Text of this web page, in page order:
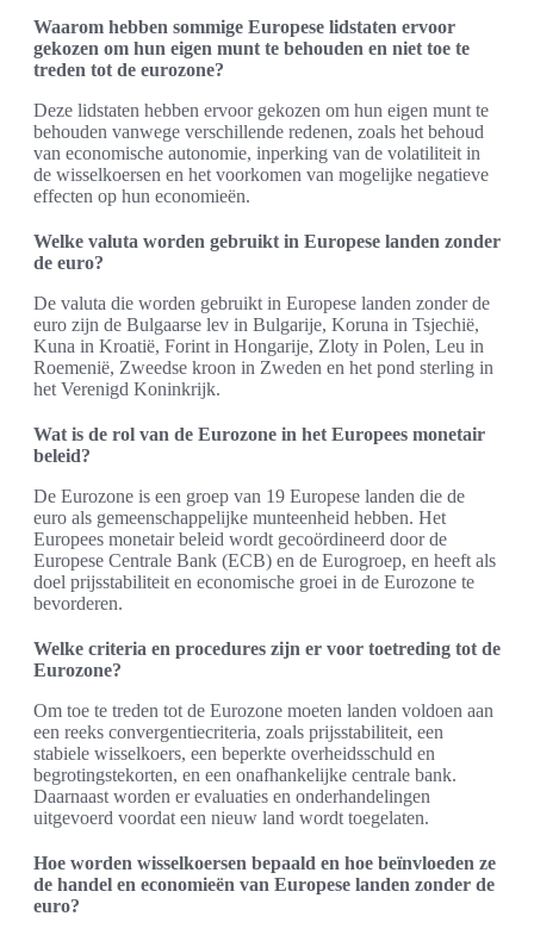
Waarom hebben sommige Europese lidstaten ervoor
gekozen om hun eigen munt te behouden en niet toe te
treden tot de eurozone?
Deze lidstaten hebben ervoor gekozen om hun eigen munt te
behouden vanwege verschillende redenen, zoals het behoud
van economische autonomie, inperking van de volatiliteit in
de wisselkoersen en het voorkomen van mogelijke negatieve
effecten op hun economieën.
Welke valuta worden gebruikt in Europese landen zonder
de euro?
De valuta die worden gebruikt in Europese landen zonder de
euro zijn de Bulgaarse lev in Bulgarije, Koruna in Tsjechië,
Kuna in Kroatië, Forint in Hongarije, Zloty in Polen, Leu in
Roemenië, Zweedse kroon in Zweden en het pond sterling in
het Verenigd Koninkrijk.
Wat is de rol van de Eurozone in het Europees monetair
beleid?
De Eurozone is een groep van 19 Europese landen die de
euro als gemeenschappelijke munteenheid hebben. Het
Europees monetair beleid wordt gecoördineerd door de
Europese Centrale Bank (ECB) en de Eurogroep, en heeft als
doel prijsstabiliteit en economische groei in de Eurozone te
bevorderen.
Welke criteria en procedures zijn er voor toetreding tot de
Eurozone?
Om toe te treden tot de Eurozone moeten landen voldoen aan
een reeks convergentiecriteria, zoals prijsstabiliteit, een
stabiele wisselkoers, een beperkte overheidsschuld en
begrotingstekorten, en een onafhankelijke centrale bank.
Daarnaast worden er evaluaties en onderhandelingen
uitgevoerd voordat een nieuw land wordt toegelaten.
Hoe worden wisselkoersen bepaald en hoe beïnvloeden ze
de handel en economieën van Europese landen zonder de
euro?